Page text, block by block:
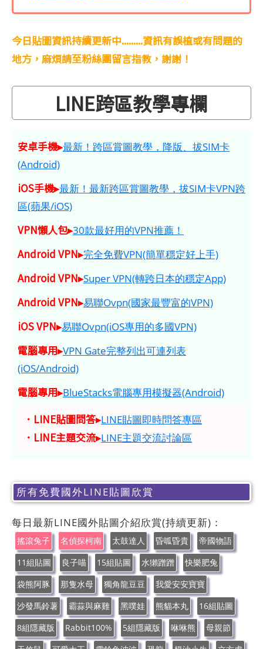
今日貼圖資訊持續更新中.........資訊有誤植或有問題的
地方，麻煩請至粉絲團留言指教，謝謝！
LINE跨區教學專欄
安卓手機▸最新！跨區賞圖教學，降版、拔SIM卡
(Android)
iOS手機▸最新！最新跨區賞圖教學，拔SIM卡VPN跨
區(蘋果/iOS)
VPN懶人包▸30款最好用的VPN推薦！
Android VPN▸完全免費VPN(簡單穩定好上手)
Android VPN▸Super VPN(轉跨日本的穩定App)
Android VPN▸易聯Ovpn(國家最豐富的VPN)
iOS VPN▸易聯Ovpn(iOS專用的多國VPN)
電腦專用▸VPN Gate完整列出可連列表
(iOS/Android)
電腦專用▸BlueStacks電腦專用模擬器(Android)
．LINE貼圖問答▸LINE貼圖即時問答專區
．LINE主題交流▸LINE主題交流討論區
所有免費國外LINE貼圖欣賞
每日最新LINE國外貼圖介紹欣賞(持續更新)：
搖滾兔子 名偵探柯南 太鼓達人 昏呱昏貴
帝國物語
11組貼圖
良子喵 15組貼圖 水獺蹭蹭
快樂肥兔
袋熊阿豚
那隻水母 獨角龍豆豆
我愛安安寶寶
沙發馬鈴薯
霸蒜與麻雞 黑噗娃 熊貓本丸
16組貼圖
8組隱藏版
Rabbit100% 5組隱藏版 咻咻熊
母親節